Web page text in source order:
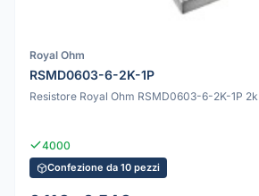
Royal Ohm
RSMD0603-6-2K-1P
Resistore Royal Ohm RSMD0603-6-2K-1P 2k
4000
Confezione da 10 pezzi